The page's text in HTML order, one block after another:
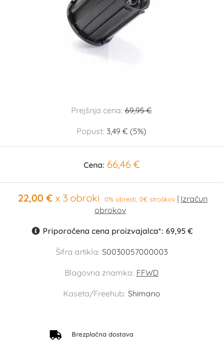
Prejšnja cena: 69,95 €
Popust: 3,49 € (5%)
Cena: 66,46 €
22,00 € x 3 obroki 0% obresti, 0€ stroškov
Priporočena cena proizvajalca*: 69,95 €
Šifra artikla: S0030057000003
Blagovna znamka: FFWD
Kaseta/Freehub: Shimano
Brezplačna dostava